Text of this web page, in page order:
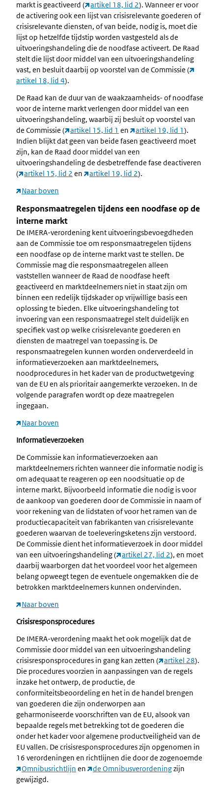
markt is geactiveerd ( artikel 18, lid 2). Wanneer er voor
de activering ook een lijst van crisisrelevante goederen of
crisisrelevante diensten, of van beide, nodig is, moet die
lijst op hetzelfde tijdstip worden vastgesteld als de
uitvoeringshandeling die de noodfase activeert. De Raad
stelt die lijst door middel van een uitvoeringshandeling
vast, en besluit daarbij op voorstel van de Commissie (
artikel 18, lid 4).
De Raad kan de duur van de waakzaamheids- of noodfase
voor de interne markt verlengen door middel van een
uitvoeringshandeling, waarbij zij besluit op voorstel van
de Commissie (
artikel 15, lid 1 en artikel 19, lid 1).
Indien blijkt dat geen van beide fasen geactiveerd moet
zijn, kan de Raad door middel van een
uitvoeringshandeling de desbetreffende fase deactiveren
(
artikel 15, lid 2 en artikel 19, lid 2).
Naar boven
Responsmaatregelen tijdens een noodfase op de
interne markt
De IMERA-verordening kent uitvoeringsbevoegdheden
aan de Commissie toe om responsmaatregelen tijdens
een noodfase op de interne markt vast te stellen. De
Commissie mag die responsmaatregelen alleen
vaststellen wanneer de Raad de noodfase heeft
geactiveerd en marktdeelnemers niet in staat zijn om
binnen een redelijk tijdskader op vrijwillige basis een
oplossing te bieden. Elke uitvoeringshandeling tot
invoering van een responsmaatregel stelt duidelijk en
specifiek vast op welke crisisrelevante goederen en
diensten de maatregel van toepassing is. De
responsmaatregelen kunnen worden onderverdeeld in
informatieverzoeken aan marktdeelnemers,
noodprocedures in het kader van de productwetgeving
van de EU en als prioritair aangemerkte verzoeken. In de
volgende paragrafen wordt op deze maatregelen
ingegaan.
Naar boven
Informatieverzoeken
De Commissie kan informatieverzoeken aan
marktdeelnemers richten wanneer die informatie nodig is
om adequaat te reageren op een noodsituatie op de
interne markt. Bijvoorbeeld informatie die nodig is voor
de aankoop van goederen door de Commissie in naam of
voor rekening van de lidstaten of voor het ramen van de
productiecapaciteit van fabrikanten van crisisrelevante
goederen waarvan de toeleveringsketens zijn verstoord.
De Commissie dient het informatieverzoek in door middel
van een uitvoeringshandeling (
artikel 27, lid 2), en moet
daarbij waarborgen dat het voordeel voor het algemeen
belang opweegt tegen de eventuele ongemakken die de
betrokken marktdeelnemers kunnen ondervinden.
Naar boven
Crisisresponsprocedures
De IMERA-verordening maakt het ook mogelijk dat de
Commissie door middel van een uitvoeringshandeling
crisisresponsprocedures in gang kan zetten (
artikel 28).
Die procedures voorzien in aanpassingen van de regels
inzake het ontwerp, de productie, de
conformiteitsbeoordeling en het in de handel brengen
van goederen die zijn onderworpen aan
geharmoniseerde voorschriften van de EU, alsook van
bepaalde regels met betrekking tot de goederen die
onder het kader voor algemene productveiligheid van de
EU vallen. De crisisresponsprocedures zijn opgenomen in
16 verordeningen en richtlijnen die door de zogenoemde
Omnibusrichtlijn en de Omnibusverordeningzijn
gewijzigd.